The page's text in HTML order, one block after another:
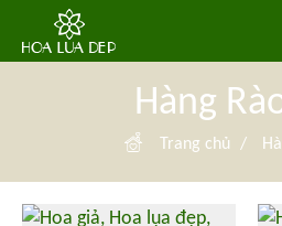
Hàng
Trang chủ /